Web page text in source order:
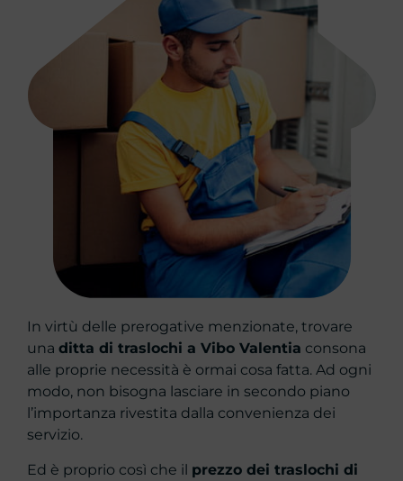
In virtù delle prerogative menzionate, trovare
una ditta di traslochi a Vibo Valentia consona
alle proprie necessità è ormai cosa fatta. Ad ogni
modo, non bisogna lasciare in secondo piano
l’importanza rivestita dalla convenienza dei
servizio.
Ed è proprio così che il prezzo dei traslochi di